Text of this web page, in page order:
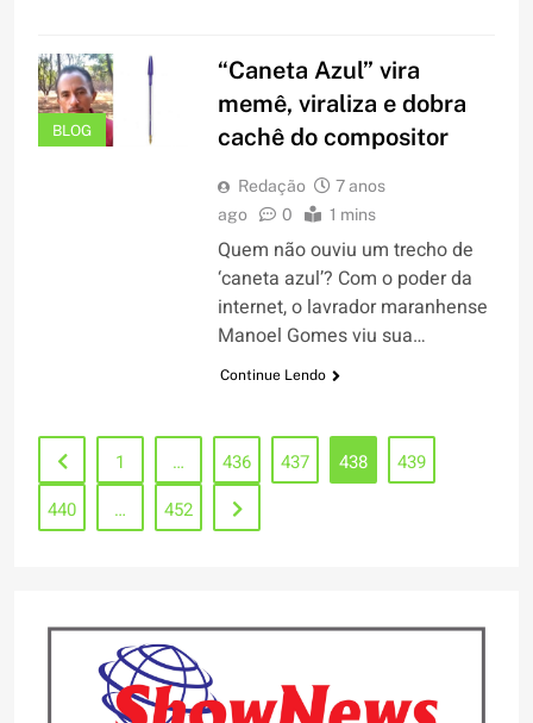
BLOG
“Caneta Azul” vira
memê, viraliza e dobra
cachê do compositor
Redação
7 anos
ago
0 1 mins
Quem não ouviu um trecho de
‘caneta azul’? Com o poder da
internet, o lavrador maranhense
Manoel Gomes viu sua…
Continue Lendo
1 … 436 437 438
439
440
… 452